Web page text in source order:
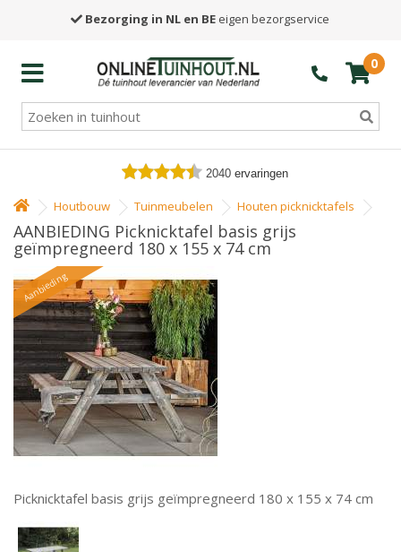
Bezorging in NL en BE eigen bezorgservice
0
2040 ervaringen
Houtbouw Tuinmeubelen Houten picknicktafels
AANBIEDING Picknicktafel basis grijs
geïmpregneerd 180 x 155 x 74 cm
Aanbieding
Picknicktafel basis grijs geïmpregneerd 180 x 155 x 74 cm